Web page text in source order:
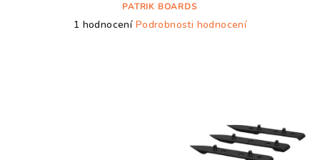
PATRIK BOARDS
Průměrné
1 hodnocení Podrobnosti hodnocení